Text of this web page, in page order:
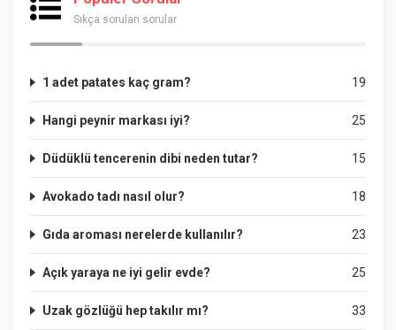
Sıkça sorulan sorular
19
1 adet patates kaç gram?
25
Hangi peynir markası iyi?
15
Düdüklü tencerenin dibi neden tutar?
18
Avokado tadı nasıl olur?
23
Gıda aroması nerelerde kullanılır?
25
Açık yaraya ne iyi gelir evde?
33
Uzak gözlüğü hep takılır mı?